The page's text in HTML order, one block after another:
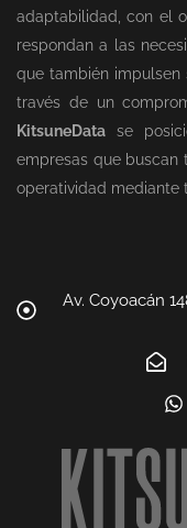
adaptabilidad, con el
respondan a las
que también impulsen
través de un
KitsuneData se
empresas que buscan
operatividad mediante
Av. Coyoacán